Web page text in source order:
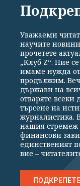
СПОРТ
Общи
Реклама
Издател на
Константинов" 3.
Препечатването на
разрешение ще
Уважаеми
научите
прочетете
„Клуб Z“. Ние
имаме нужда
продължим.
държави на
отваряте всеки
търсене на
журналистика.
нашия стремеж
финансови
единственият
вие –
ПОДКРЕПЕТЕ